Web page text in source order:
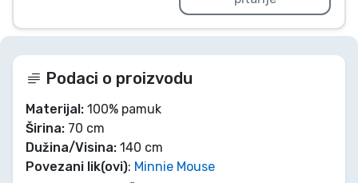
Podaci o proizvodu
Materijal: 100% pamuk
Širina: 70 cm
Dužina/Visina: 140 cm
Povezani lik(ovi): Minnie Mouse